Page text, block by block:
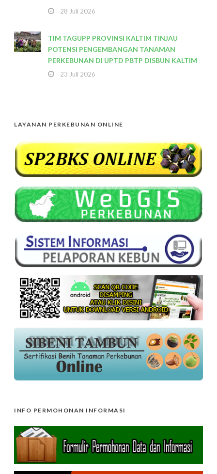
28 Juli 2026
TIM TAGUPP PROVINSI KALTIM TINJAU
POTENSI PENGEMBANGAN TANAMAN
PERKEBUNAN DI UPTD PBTP DISBUN KALTIM
23 Juli 2026
LAYANAN PERKEBUNAN ONLINE
INFO PERMOHONAN INFORMASI